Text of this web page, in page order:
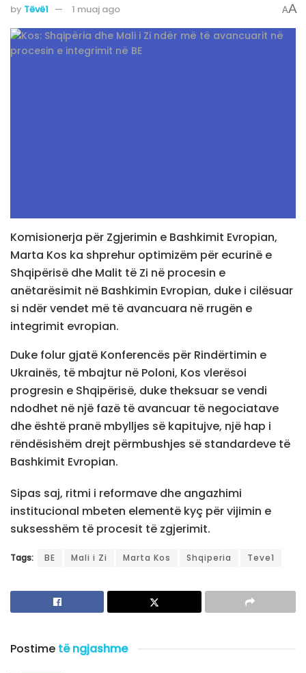
by Tëvë1 1 muaj ago AA
Komisionerja për Zgjerimin e Bashkimit Evropian,
Marta Kos ka shprehur optimizëm për ecurinë e
Shqipërisë dhe Malit të Zi në procesin e
anëtarësimit në Bashkimin Evropian, duke i cilësuar
si ndër vendet më të avancuara në rrugën e
integrimit evropian.
Duke folur gjatë Konferencës për Rindërtimin e
Ukrainës, të mbajtur në Poloni, Kos vlerësoi
progresin e Shqipërisë, duke theksuar se vendi
ndodhet në një fazë të avancuar të negociatave
dhe është pranë mbylljes së kapitujve, një hap i
rëndësishëm drejt përmbushjes së standardeve të
Bashkimit Evropian.
Sipas saj, ritmi i reformave dhe angazhimi
institucional mbeten elementë kyç për vijimin e
suksesshëm të procesit të zgjerimit.
Tags: BE Mali i Zi Marta Kos Shqiperia Teve1
Postime të ngjashme